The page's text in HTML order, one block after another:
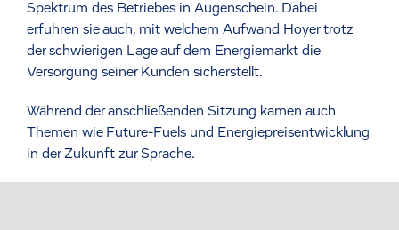
Spektrum des Betriebes in Augenschein. Dabei
erfuhren sie auch, mit welchem Aufwand Hoyer trotz
der schwierigen Lage auf dem Energiemarkt die
Versorgung seiner Kunden sicherstellt.
Während der anschließenden Sitzung kamen auch
Themen wie Future-Fuels und Energiepreisentwicklung
in der Zukunft zur Sprache.